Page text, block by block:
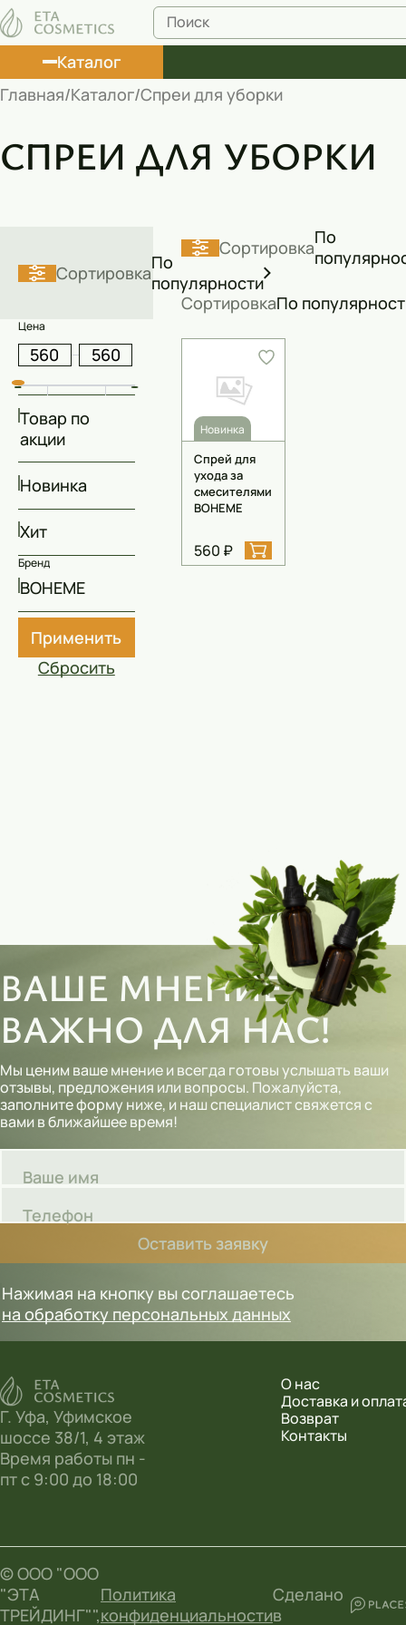
Каталог
Туши
Маски косметические
Муссы
Пена для ванны
Восковые полоски
Кремы
Косметические карандаши
Бальзамы
Спреи для уборки
Мыло
Главная Каталог Спреи для уборки
СПРЕИ ДЛЯ УБОРКИ
СортировкаПо
популярности
Цена
Товар по
акции
Новинка
Хит
Бренд
BOHEME
Применить
Сбросить
СортировкаПо
СортировкаПо
Новинка
Спрей для
ухода за
смесителями
BOHEME
560 ₽
ВАШЕ МНЕНИЕ
ВАЖНО ДЛЯ НАС!
Мы ценим ваше мнение и всегда готовы услышать ваши
отзывы, предложения или вопросы. Пожалуйста,
заполните форму ниже, и наш специалист свяжется с
вами в ближайшее время!
Ваше имя
Телефон
Оставить заявку
Нажимая на кнопку вы соглашаетесь
на обработку персональных данных
Г. Уфа, Уфимское
шоссе 38/1, 4 этаж
Время работы пн -
пт с 9:00 до 18:00
О нас
Доставка и
Возврат
Контакты
© ООО "ООО
"ЭТА
ТРЕЙДИНГ"",
Политика
конфиденциальности
Сделано
в